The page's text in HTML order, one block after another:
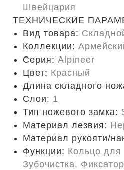
Швейцария
ТЕХНИЧЕСКИЕ
Вид товара:
Коллекции:
Серия: Alpineer
Цвет: Красный
Длина складного
Слои: 1
Тип ножевого замка:
Материал лезвия:
Материал рукояти/
Функции: Кольцо для
Зубочистка,